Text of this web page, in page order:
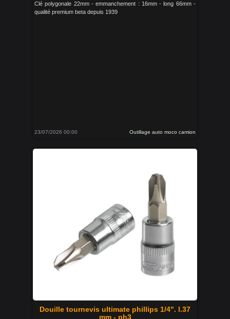
Clé polygonale 22mm - emmanchement : 16mm - long 66mm -
qualité premium beta depuis 1939
23/07/2026 00:00 Outillage auto moco camion
Douille tournevis ultimate phillips 1/4". l.37
mm - ph3